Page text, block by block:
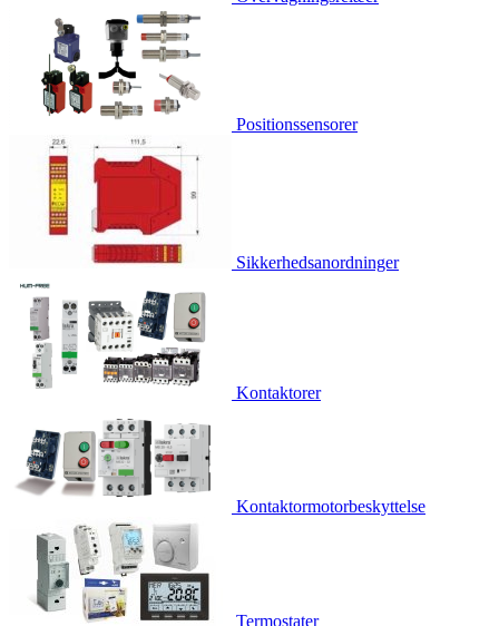
Positionssensorer
Sikkerhedsanordninger
Kontaktorer
Kontaktormotorbeskyttelse
Termostater